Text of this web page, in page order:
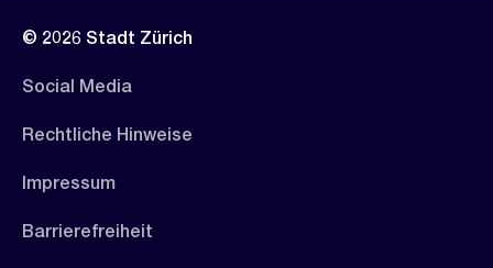
© 2026 Stadt Zürich
Social Media
Rechtliche Hinweise
Impressum
Barrierefreiheit